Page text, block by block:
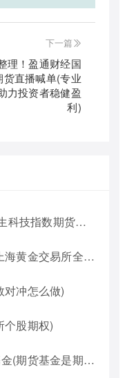
下一篇
理！盈通财经国
货直播喊单(专业
力投资者稳健盈
利)
指数期货夜盘)
黄金交易所全称)
冲怎么做)
个股期权)
金是期货还是基金)